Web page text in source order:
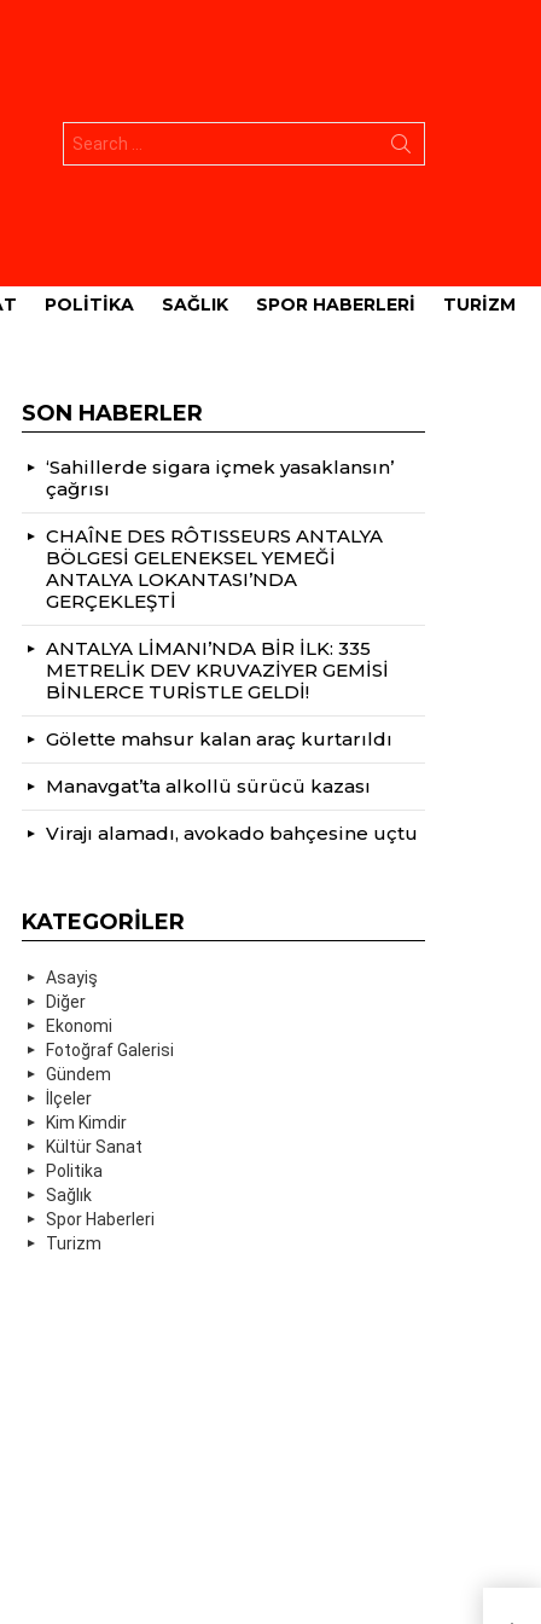
POLITIKA SAĞLIK SPOR HABERLERI TURIZM
SON HABERLER
‘Sahillerde sigara içmek yasaklansın’
çağrısı
CHAÎNE DES RÔTISSEURS ANTALYA
BÖLGESİ GELENEKSEL YEMEĞİ
ANTALYA LOKANTASI’NDA
GERÇEKLEŞTİ
ANTALYA LİMANI’NDA BİR İLK: 335
METRELİK DEV KRUVAZİYER GEMİSİ
BİNLERCE TURİSTLE GELDİ!
Gölette mahsur kalan araç kurtarıldı
Manavgat’ta alkollü sürücü kazası
Virajı alamadı, avokado bahçesine uçtu
KATEGORILER
Asayiş
Diğer
Ekonomi
Fotoğraf Galerisi
Gündem
İlçeler
Kim Kimdir
Kültür Sanat
Politika
Sağlık
Spor Haberleri
Turizm